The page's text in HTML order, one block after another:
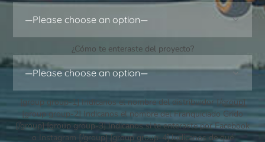
¿Cómo te enteraste del proyecto?
[group group-1] Indicanos el nombre del distribuidor [/group]
[group group-2] Indicanos el nombre del Franquiciado Grido
[/group] [group group-3] Indicanos si te enteraste por Facebook
o Instagram [/group] [group group-4] Indicanos de qué